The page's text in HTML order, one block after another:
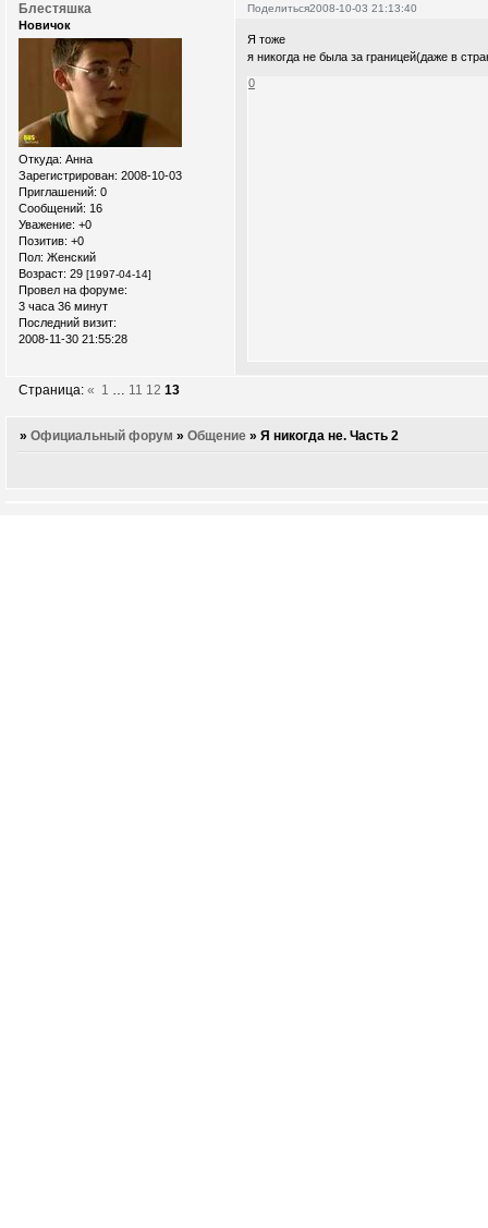
Поделиться2008-10-03 21:13:40
Блестяшка
Новичок
Откуда: Анна
Зарегистрирован: 2008-10-03
Приглашений: 0
Сообщений: 16
Уважение: +0
Позитив: +0
Пол: Женский
Возраст: 29 [1997-04-14]
Провел на форуме:
3 часа 36 минут
Последний визит:
2008-11-30 21:55:28
Я тоже
я никогда не была за границей(даже в
0
Страница:« 1 … 11 12 13
»Официальный форум »Общение »Я никогда не. Часть 2